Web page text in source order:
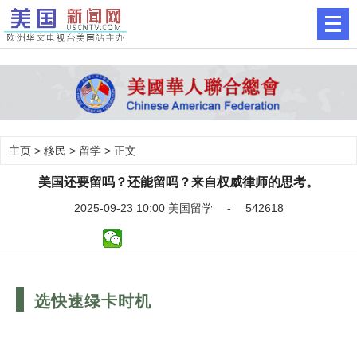
主页 > 移民 > 留学 > 正文
美国还要留吗？还能留吗？来自权威律师的思考。
2025-09-23 10:00 美国留学 - 542618
选快速绿卡时机